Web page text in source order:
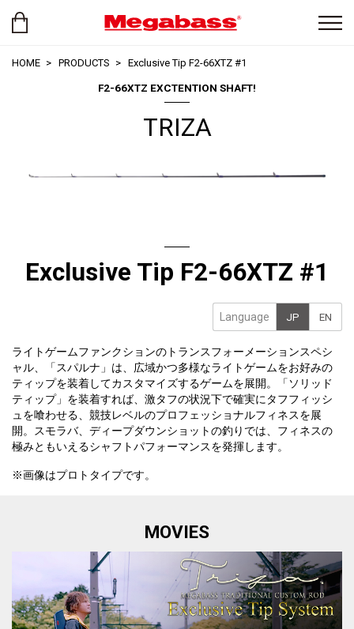
HOME PRODUCTS Exclusive Tip F2-66XTZ #1
F2-66XTZ EXCTENTION SHAFT!
TRIZA
Exclusive Tip F2-66XTZ #1
Language JP EN
ライトゲームファンクションのトランスフォーメーションスペシ
ャル、「スパルナ」は、広域かつ多様なライトゲームをお好みの
ティップを装着してカスタマイズするゲームを展開。「ソリッド
ティップ」を装着すれば、激タフの状況下で確実にタフフィッシ
ュを喰わせる、競技レベルのプロフェッショナルフィネスを展
開。スモラバ、ディープダウンショットの釣りでは、フィネスの
極みともいえるシャフトパフォーマンスを発揮します。
※画像はプロトタイプです。
MOVIES